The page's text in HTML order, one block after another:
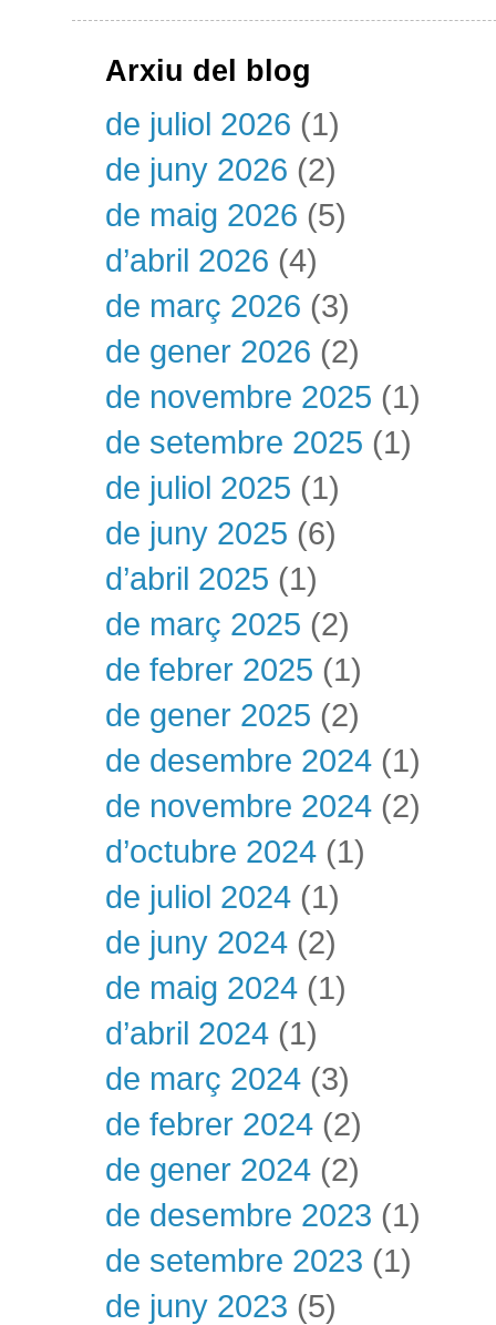
Arxiu del blog
de juliol 2026 (1)
de juny 2026 (2)
de maig 2026 (5)
d’abril 2026 (4)
de març 2026 (3)
de gener 2026 (2)
de novembre 2025 (1)
de setembre 2025 (1)
de juliol 2025 (1)
de juny 2025 (6)
d’abril 2025 (1)
de març 2025 (2)
de febrer 2025 (1)
de gener 2025 (2)
de desembre 2024 (1)
de novembre 2024 (2)
d’octubre 2024 (1)
de juliol 2024 (1)
de juny 2024 (2)
de maig 2024 (1)
d’abril 2024 (1)
de març 2024 (3)
de febrer 2024 (2)
de gener 2024 (2)
de desembre 2023 (1)
de setembre 2023 (1)
de juny 2023 (5)